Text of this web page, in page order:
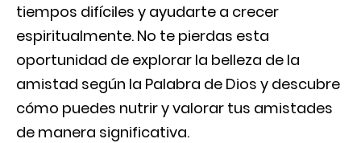
tiempos difíciles y ayudarte a crecer
espiritualmente. No te pierdas esta
oportunidad de explorar la belleza de la
amistad según la Palabra de Dios y descubre
cómo puedes nutrir y valorar tus amistades
de manera significativa.